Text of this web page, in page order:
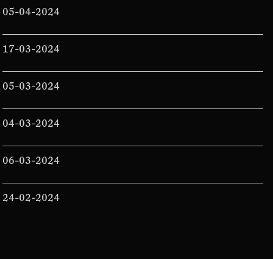
05-04-2024
17-03-2024
05-03-2024
04-03-2024
06-03-2024
24-02-2024